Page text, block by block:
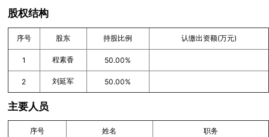
股权结构
序号 股东 持股比例 认缴出资额(万元)
1 程素香 50.00%
2 刘延军 50.00%
主要人员
序号 姓名 职务